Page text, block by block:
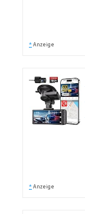
* Anzeige
* Anzeige